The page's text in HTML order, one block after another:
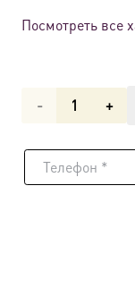
Посмотреть все
Количество
Икона